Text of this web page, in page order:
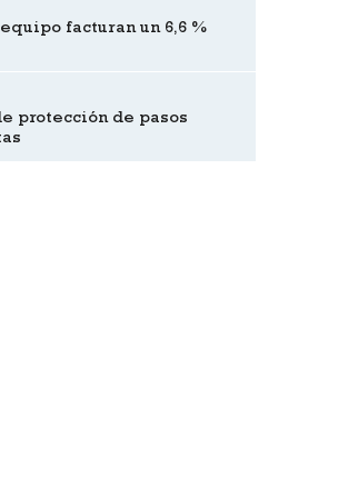
facturan un 6,6 %
protección de pasos